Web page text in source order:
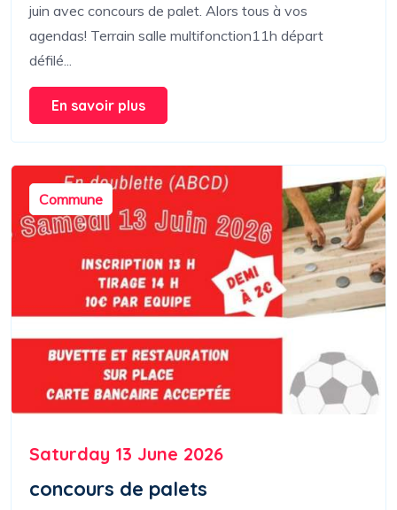
juin avec concours de palet. Alors tous à vos
agendas! Terrain salle multifonction11h départ
défilé...
En savoir plus
Commune
Saturday 13 June 2026
concours de palets